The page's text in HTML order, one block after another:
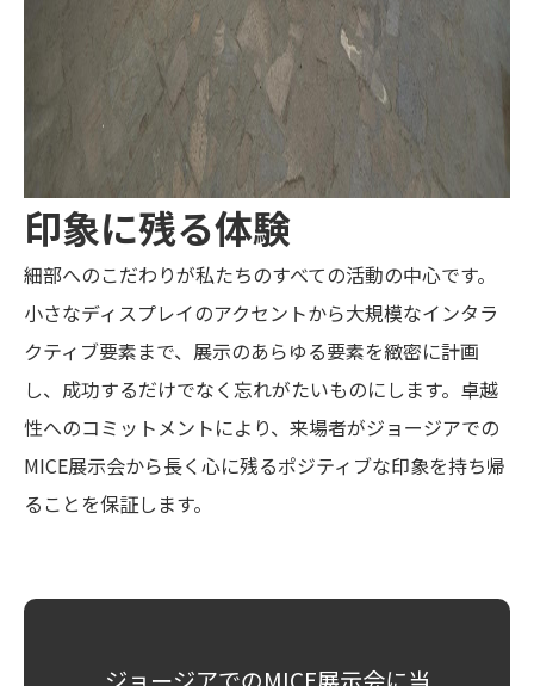
印象に残る体験
細部へのこだわりが私たちのすべての活動の中心です。
小さなディスプレイのアクセントから大規模なインタラ
クティブ要素まで、展示のあらゆる要素を緻密に計画
し、成功するだけでなく忘れがたいものにします。卓越
性へのコミットメントにより、来場者がジョージアでの
MICE展示会から長く心に残るポジティブな印象を持ち帰
ることを保証します。